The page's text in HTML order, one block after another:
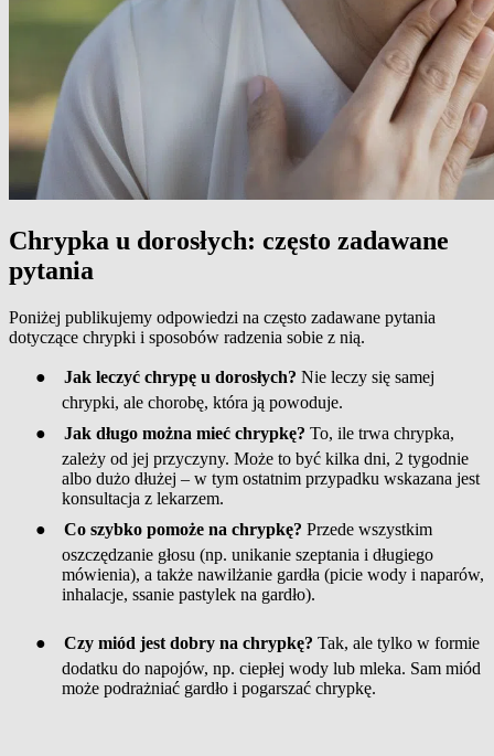
Chrypka u dorosłych: często zadawane
pytania
Poniżej publikujemy odpowiedzi na często zadawane pytania
dotyczące chrypki i sposobów radzenia sobie z nią.
● Jak leczyć chrypę u dorosłych? Nie leczy się samej
chrypki, ale chorobę, która ją powoduje.
● Jak długo można mieć chrypkę? To, ile trwa chrypka,
zależy od jej przyczyny. Może to być kilka dni, 2 tygodnie
albo dużo dłużej – w tym ostatnim przypadku wskazana jest
konsultacja z lekarzem.
● Co szybko pomoże na chrypkę? Przede wszystkim
oszczędzanie głosu (np. unikanie szeptania i długiego
mówienia), a także nawilżanie gardła (picie wody i naparów,
inhalacje, ssanie pastylek na gardło).
● Czy miód jest dobry na chrypkę? Tak, ale tylko w formie
dodatku do napojów, np. ciepłej wody lub mleka. Sam miód
może podrażniać gardło i pogarszać chrypkę.